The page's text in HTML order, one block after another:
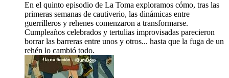
En el quinto episodio de La Toma exploramos cómo, tras las
primeras semanas de cautiverio, las dinámicas entre
guerrilleros y rehenes comenzaron a transformarse.
Cumpleaños celebrados y tertulias improvisadas parecieron
borrar las barreras entre unos y otros... hasta que la fuga de un
rehén lo cambió todo.